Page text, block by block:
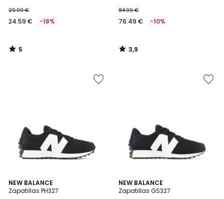
29.99 €
24.59 € -18%
5
/
84.99 €
76.49 € -10%
3,9
/
NEW BALANCE
Zapatillas PH327
4,2
/ 5
2
Colores
NEW BALANCE
Zapatillas GS327
4,3
/ 5
2
Colores